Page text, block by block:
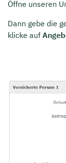
Öffne unseren
Dann gebe die
klicke auf